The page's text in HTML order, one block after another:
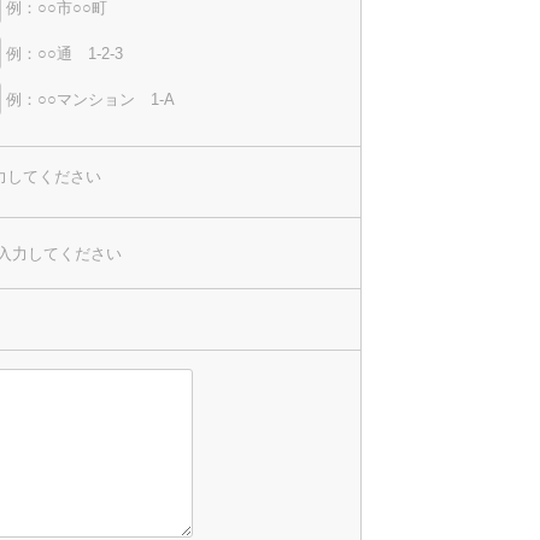
例：○○市○○町
例：○○通 1-2-3
例：○○マンション 1-A
てください
力してください